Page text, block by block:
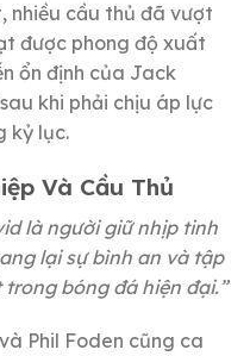
nhiều cầu thủ đã vượt
được phong độ xuất
ổn định của Jack
khi phải chịu áp lực
kỷ lục.
Và Cầu Thủ
là người giữ nhịp tinh
lại sự bình an và tập
bóng đá hiện đại.”
Phil Foden cũng ca